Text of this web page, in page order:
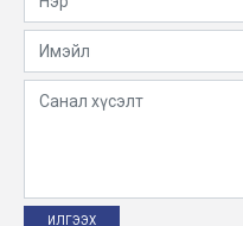
2026-05-